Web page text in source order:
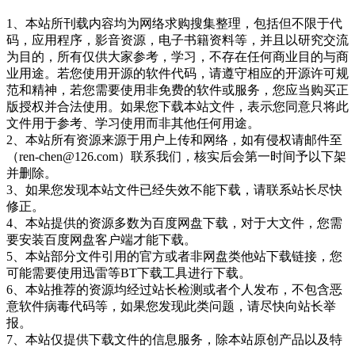
1、本站所刊载内容均为网络求购搜集整理，包括但不限于代
码，应用程序，影音资源，电子书籍资料等，并且以研究交流
为目的，所有仅供大家参考，学习，不存在任何商业目的与商
业用途。若您使用开源的软件代码，请遵守相应的开源许可规
范和精神，若您需要使用非免费的软件或服务，您应当购买正
版授权并合法使用。如果您下载本站文件，表示您同意只将此
文件用于参考、学习使用而非其他任何用途。
2、本站所有资源来源于用户上传和网络，如有侵权请邮件至
（ren-chen@126.com）联系我们，核实后会第一时间予以下架
并删除。
3、如果您发现本站文件已经失效不能下载，请联系站长尽快
修正。
4、本站提供的资源多数为百度网盘下载，对于大文件，您需
要安装百度网盘客户端才能下载。
5、本站部分文件引用的官方或者非网盘类他站下载链接，您
可能需要使用迅雷等BT下载工具进行下载。
6、本站推荐的资源均经过站长检测或者个人发布，不包含恶
意软件病毒代码等，如果您发现此类问题，请尽快向站长举
报。
7、本站仅提供下载文件的信息服务，除本站原创产品以及特